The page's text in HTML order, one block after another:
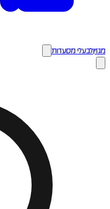
מגזיןלבעלי מסעדות